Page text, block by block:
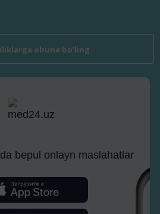
obuna bo'ling
bepul onlayn maslahatlar